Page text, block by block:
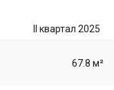
II квартал 2025
67.8 м²